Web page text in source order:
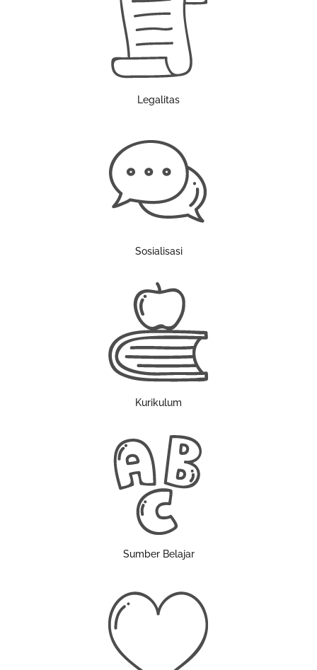
Legalitas
Sosialisasi
Kurikulum
Sumber Belajar